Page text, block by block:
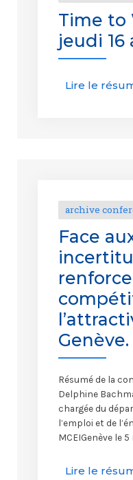
Time to
jeudi 16
Lire le
archive
Face
Genève.
Résumé de la
Delphine
chargée du
l’emploi et de
MCEIGenève le 5
Lire le